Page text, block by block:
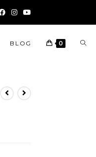
BLOG 0